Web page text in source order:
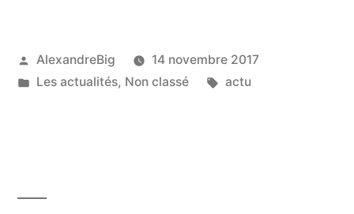
AlexandreBig
14 novembre 2017
Les actualités, Non classé actu